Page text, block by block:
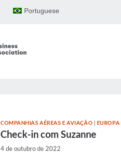
Portuguese
COMPANHIAS AÉREAS E AVIAÇÃO | EUROPA
Check-in com Suzanne
4 de outubro de 2022